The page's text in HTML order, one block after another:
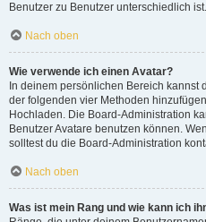
Benutzer zu Benutzer unterschiedlich ist.
Nach oben
Wie verwende ich einen Avatar?
In deinem persönlichen Bereich kannst
der folgenden vier Methoden
Hochladen. Die Board-Administration
Benutzer Avatare benutzen können.
solltest du die Board-Administration
Nach oben
Was ist mein Rang und wie kann ich